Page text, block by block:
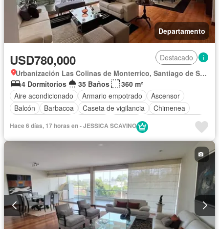
Departamento
USD780,000
Destacado
Urbanización Las Colinas de Monterrico, Santiago de Surco
4 Dormitorios
35 Baños
360 m²
Aire acondicionado
Armario empotrado
Ascensor
Balcón
Barbacoa Caseta de vigilancia
Chimenea
Terraza
Vista panorámica
Hace 6 días, 17 horas en - JESSICA SCAVINO